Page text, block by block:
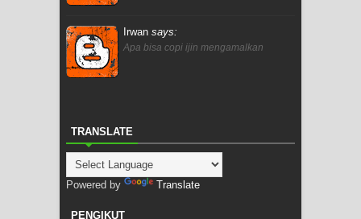
Irwan says:
Apa bisa copi ijin mengamalkan
TRANSLATE
Powered by Translate
PENGIKUT